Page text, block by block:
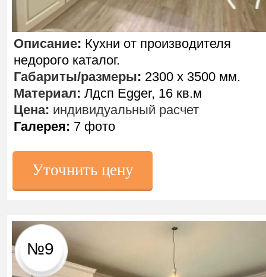
Уточнить цену
№9
Описание: Кухни от производителя
недорого каталог.
Габариты/размеры: 2300 х 3500 мм.
Материал: Лдсп Egger, 16 кв.м
Цена: индивидуальный расчет
Галерея: 7 фото